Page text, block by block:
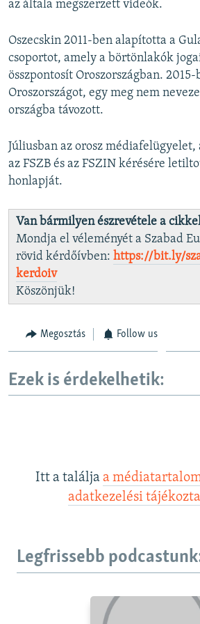
az általa megszerzett videók.
Oszecskin 2011-ben alapította a
csoportot, amely a börtönlakók
összpontosít Oroszországban.
Oroszországot, egy meg nem
országba távozott.
Júliusban az orosz médiafelügyelet,
az FSZB és az FSZIN kérésére
honlapját.
Van bármilyen észrevétele a
Mondja el véleményét a Szabad
rövid kérdőívben: https://bit.ly/
kerdoiv
Köszönjük!
Megosztás Follow us
Ezek is érdekelhetik:
Itt a találja a
adatkezelési
Legfrissebb